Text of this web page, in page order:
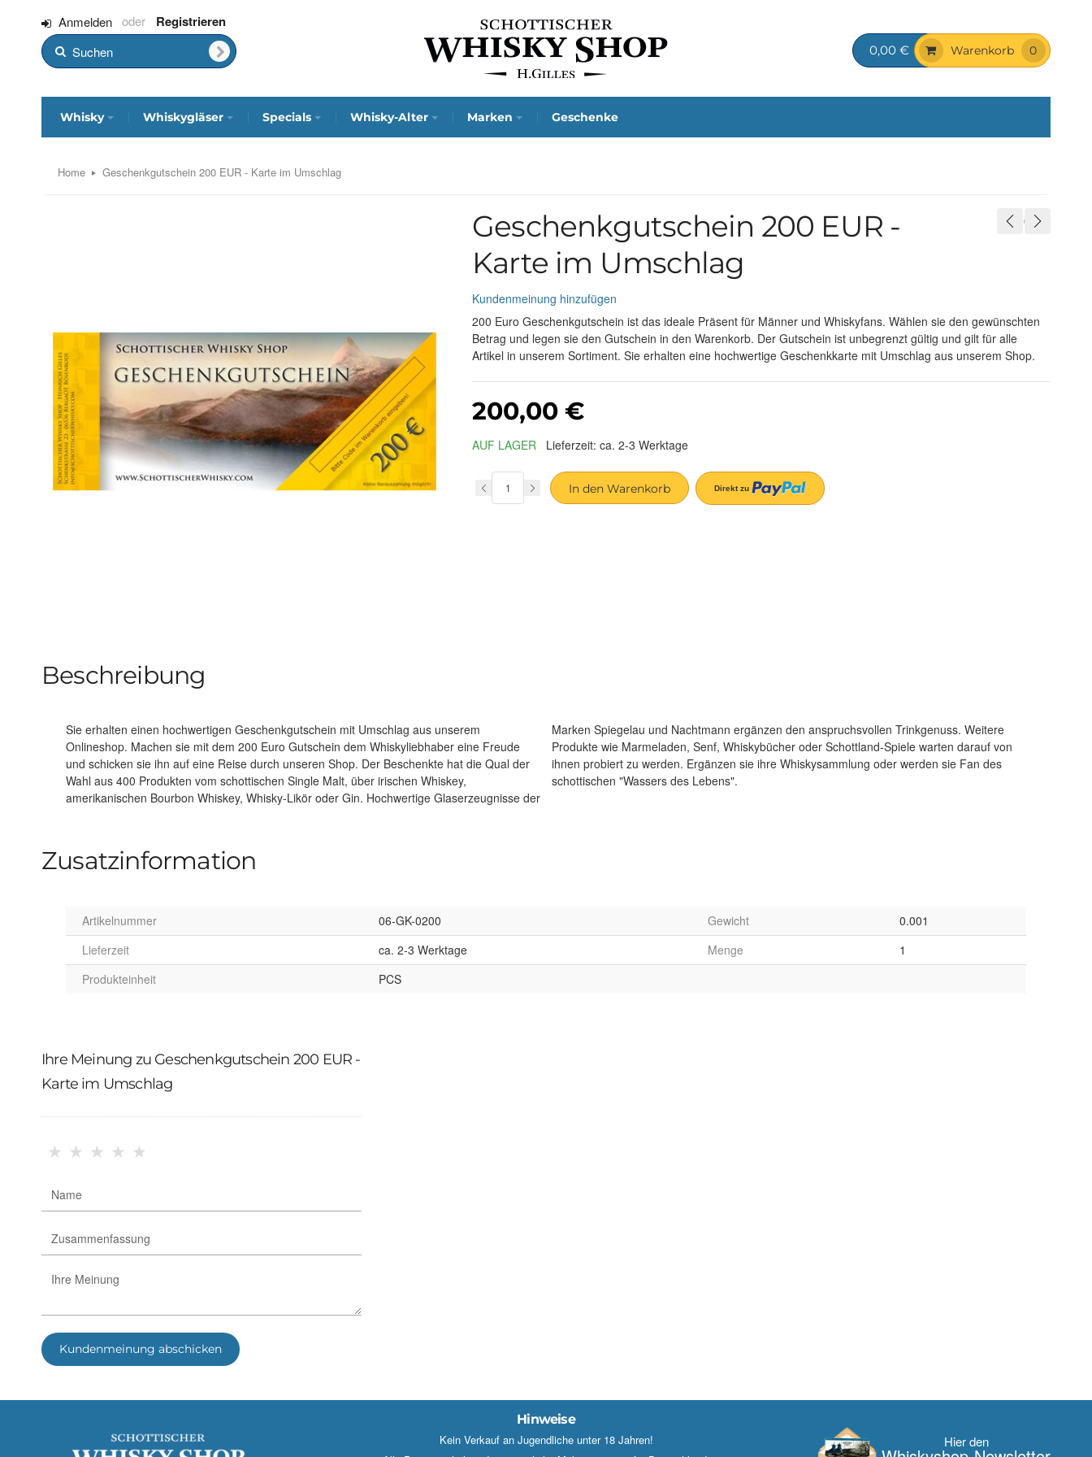
Anmelden Registrieren
0,00 € Warenkorb 0
Whisky Whiskygläser Specials Whisky-Alter Marken Geschenke
Home Geschenkgutschein 200 EUR - Karte im Umschlag
Geschenkgutschein 200 EUR -
Karte im Umschlag
Kundenmeinung hinzufügen
200 Euro Geschenkgutschein ist das ideale Präsent für Männer und Whiskyfans. Wählen sie den gewünschten
Betrag und legen sie den Gutschein in den Warenkorb. Der Gutschein ist unbegrenzt gültig und gilt für alle
Artikel in unserem Sortiment. Sie erhalten eine hochwertige Geschenkkarte mit Umschlag aus unserem Shop.
200,00 €
AUF LAGER Lieferzeit: ca. 2-3 Werktage
In den Warenkorb
Beschreibung
Sie erhalten einen hochwertigen Geschenkgutschein mit Umschlag aus unserem
Onlineshop. Machen sie mit dem 200 Euro Gutschein dem Whiskyliebhaber eine Freude
und schicken sie ihn auf eine Reise durch unseren Shop. Der Beschenkte hat die Qual der
Wahl aus 400 Produkten vom schottischen Single Malt, über irischen Whiskey,
amerikanischen Bourbon Whiskey, Whisky-Likör oder Gin. Hochwertige Glaserzeugnisse der
Marken Spiegelau und Nachtmann ergänzen den anspruchsvollen Trinkgenuss. Weitere
Produkte wie Marmeladen, Senf, Whiskybücher oder Schottland-Spiele warten darauf von
ihnen probiert zu werden. Ergänzen sie ihre Whiskysammlung oder werden sie Fan des
schottischen "Wassers des Lebens".
Zusatzinformation
Artikelnummer 06-GK-0200 Gewicht
0.001
Lieferzeit
ca. 2-3 Werktage Menge
1
Produkteinheit
PCS
Ihre Meinung zu Geschenkgutschein 200 EUR -
Karte im Umschlag
★ ★ ★ ★ ★
Kundenmeinung abschicken
Hinweise
Kein Verkauf an Jugendliche unter 18 Jahren!
Hier den